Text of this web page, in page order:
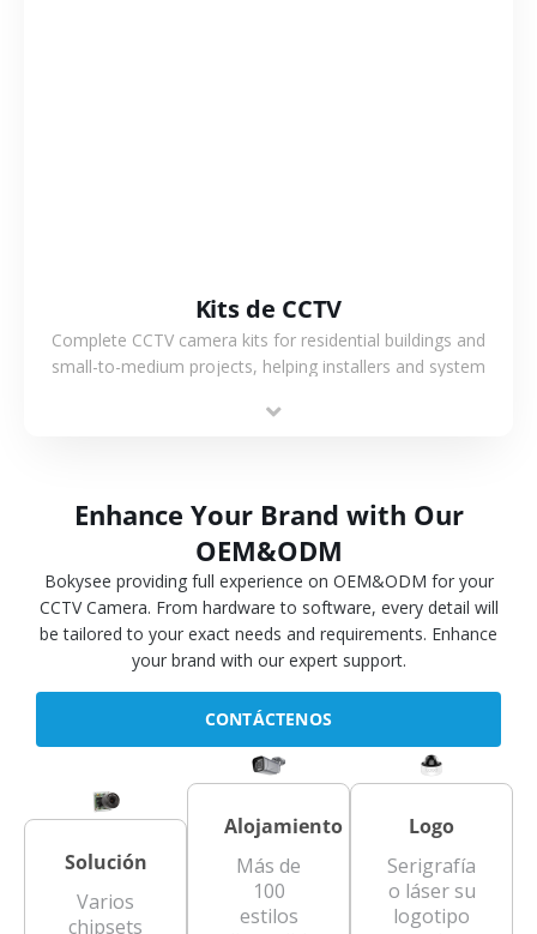
Kits de CCTV
Complete CCTV camera kits for residential buildings and
small-to-medium projects, helping installers and system
Enhance Your Brand with Our
OEM&ODM
Bokysee providing full experience on OEM&ODM for your
CCTV Camera. From hardware to software, every detail will
be tailored to your exact needs and requirements. Enhance
your brand with our expert support.
CONTÁCTENOS
Solución
Varios
chipsets
Alojamiento
Más de
100
estilos
Logo
Serigrafía
o láser su
logotipo